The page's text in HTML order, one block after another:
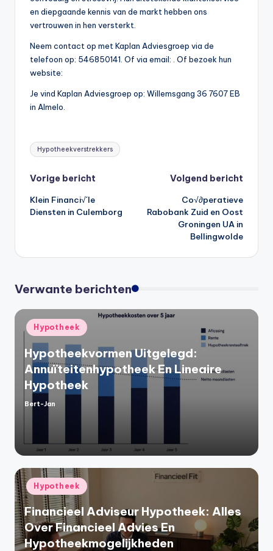
en diepgaande kennis van de markt hebben ons
vertrouwen in hen versterkt.
Neem contact op met Kaplan Adviesgroep via de
telefoon op: 546850141. Of via email:
. Of bezoek hun
website:
Je vind Kaplan Adviesgroep op: Willemsgang 36 7607 EB
in Almelo.
Tags:
Hypotheekverstrekkers
Bericht
navigatie
Vorige bericht
Klein Financi√´le
Diensten in Culemborg
Volgend bericht
Co√∂peratieve
Rabobank Zuid en Oost
Groningen UA in
Bellingwolde
Verwante berichten
Geplaatst
in
Hypotheek
Hypotheekvormen Uitgelegd:
Annuïteitenhypotheek En Lineaire
Hypotheek
Geplaatst
Bert-Jan
Geplaatst
in
Hypotheek
Financieel Adviseur Hypotheek: Alles
Over Financieel Advies En
Hypotheekmogelijkheden